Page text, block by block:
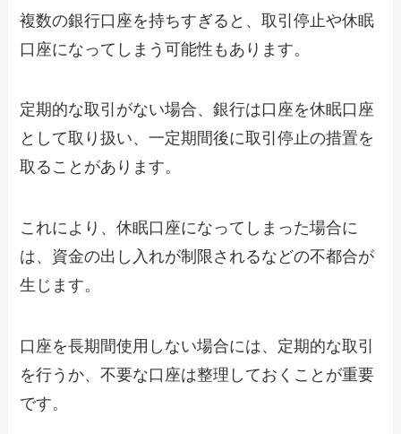
複数の銀行口座を持ちすぎると、取引停止や休眠
口座になってしまう可能性もあります。
定期的な取引がない場合、銀行は口座を休眠口座
として取り扱い、一定期間後に取引停止の措置を
取ることがあります。
これにより、休眠口座になってしまった場合に
は、資金の出し入れが制限されるなどの不都合が
生じます。
口座を長期間使用しない場合には、定期的な取引
を行うか、不要な口座は整理しておくことが重要
です。